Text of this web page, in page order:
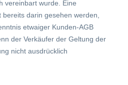
vereinbart wurde. Eine
darin gesehen werden,
etwaiger Kunden-AGB
der Verkäufer der Geltung der
nicht ausdrücklich